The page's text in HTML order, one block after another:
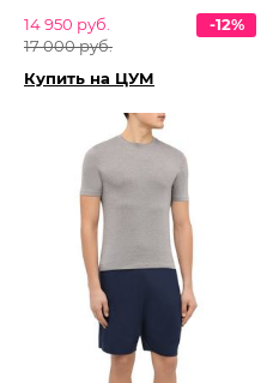
14 950 руб.
17 000 руб.
-12%
Купить на ЦУМ